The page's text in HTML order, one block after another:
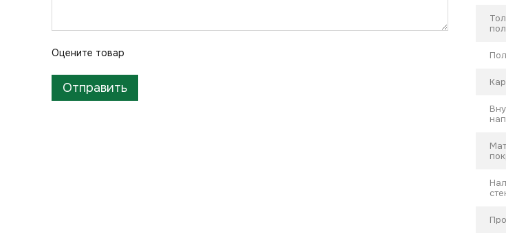
Оцените товар
Отправить